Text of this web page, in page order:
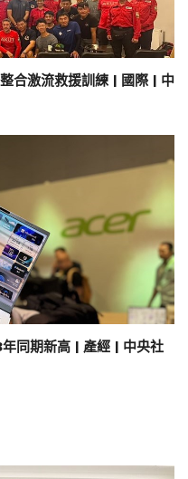
合激流救援訓練 | 國際 | 中
同期新高 | 產經 | 中央社